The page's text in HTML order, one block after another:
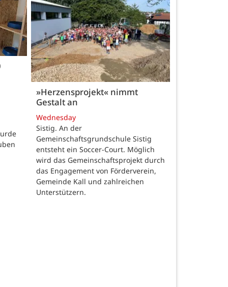
»Herzensprojekt« nimmt
Gestalt an
Wednesday
Sistig. An der
Gemeinschaftsgrundschule Sistig
entsteht ein Soccer-Court. Möglich
wird das Gemeinschaftsprojekt durch
das Engagement von Förderverein,
Gemeinde Kall und zahlreichen
Unterstützern.